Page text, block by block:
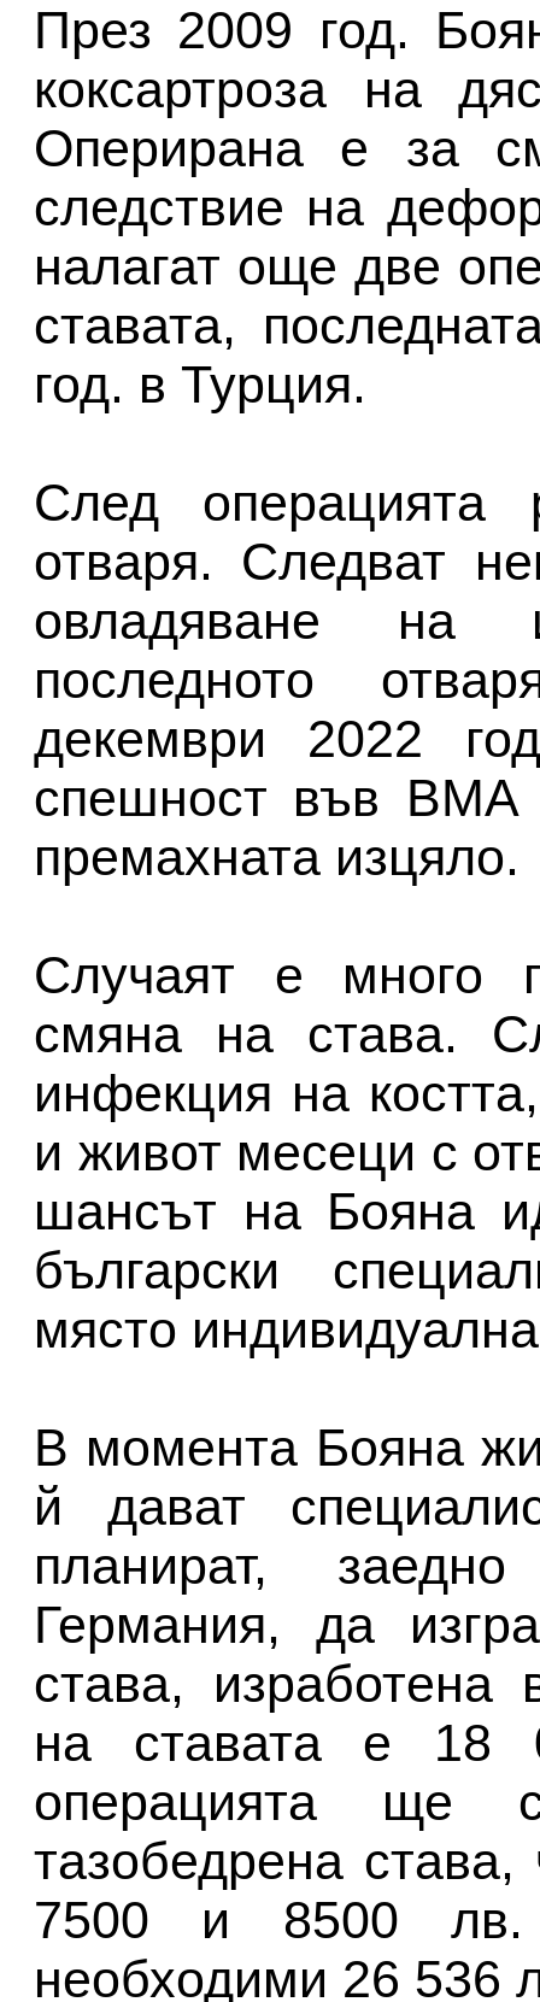
През 2009 год.
коксартроза на
Оперирана е за
следствие на
налагат още две
ставата,
год. в Турция.
След операцията
отваря. Следват
овладяване на
последното
декември 2022
спешност във ВМА
премахната изцяло.
Случаят е много
смяна на става.
инфекция на
и живот месеци с
шансът на Бояна
български
място
В момента Бояна
й дават
планират,
Германия, да
става, изработена
на ставата е
операцията ще
тазобедрена
7500 и 8500
необходими 26 536